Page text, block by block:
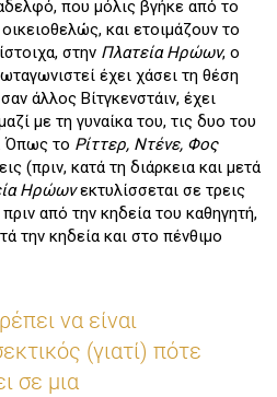
που μόλις βγήκε από το
και ετοιμάζουν το
στην Πλατεία Ηρώων, ο
έχει χάσει τη θέση
άλλος Βίτγκενστάιν, έχει
με τη γυναίκα του, τις δυο του
Όπως το Ρίττερ, Ντένε, Φος
(πριν, κατά τη διάρκεια και μετά
Ηρώωνεκτυλίσσεται σε τρεις
από την κηδεία του καθηγητή,
την κηδεία και στο πένθιμο
να είναι
(γιατί) πότε
σε μια